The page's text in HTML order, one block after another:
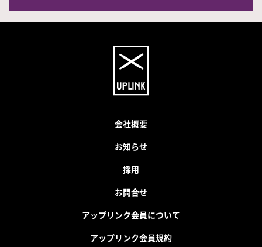
会社概要
お知らせ
採用
お問合せ
アップリンク会員について
アップリンク会員規約